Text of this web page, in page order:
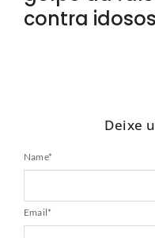
contra
Deixe
Name*
Email*